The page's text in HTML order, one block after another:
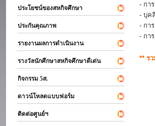
ประโยชน์ของสหกิจศึกษา
ประกันคุณภาพ
รายงานผลการดำเนินงาน
รางวัลนักศึกษาสหกิจศึกษาดีเด่น
กิจกรรม 5ส.
ดาวน์โหลดแบบฟอร์ม
ติดต่อศูนย์ฯ
- กา
- บุค
- กา
- กา
** ร